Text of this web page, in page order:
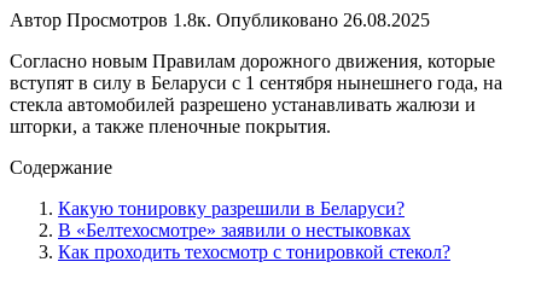
Автор Просмотров 1.8к. Опубликовано 26.08.2025
Согласно новым Правилам дорожного движения, которые
вступят в силу в Беларуси с 1 сентября нынешнего года, на
стекла автомобилей разрешено устанавливать жалюзи и
шторки, а также пленочные покрытия.
Содержание
Какую тонировку разрешили в Беларуси?
В «Белтехосмотре» заявили о нестыковках
Как проходить техосмотр с тонировкой стекол?